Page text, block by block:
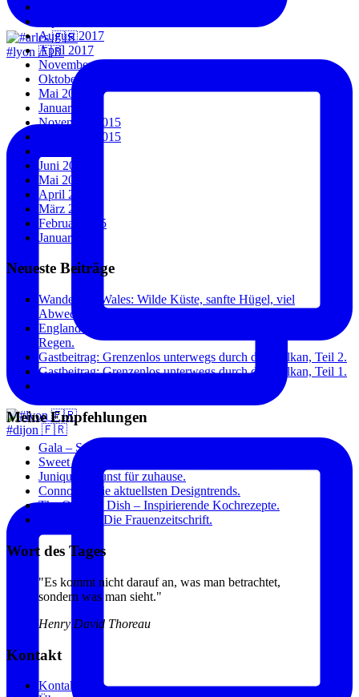
#lyon 🇫🇷
#dijon 🇫🇷
August 2017
April 2017
November 2016
Oktober 2016
Mai 2016
Januar 2016
November 2015
September 2015
Juni 2015
Mai 2015
April 2015
März 2015
Februar 2015
Januar 2015
Neueste Beiträge
Wandern in Wales: Wilde Küste, sanfte Hügel, viel
Abwechslung.
England und Wales: Städte, Küste und überraschend wenig
Regen.
Gastbeitrag: Grenzenlos unterwegs durch den Balkan, Teil 2.
Gastbeitrag: Grenzenlos unterwegs durch den Balkan, Teil 1.
Meine Empfehlungen
Gala – Stars und Fashion.
Sweet Home – Blog über das Wohnen, Essen und Sein.
Junique – Kunst für zuhause.
Connox – Die aktuellsten Designtrends.
The Original Dish – Inspirierende Kochrezepte.
Annabelle – Die Frauenzeitschrift.
Wort des Tages
"Es kommt nicht darauf an, was man betrachtet,
sondern was man sieht."
Henry David Thoreau
Kontakt
Kontakt